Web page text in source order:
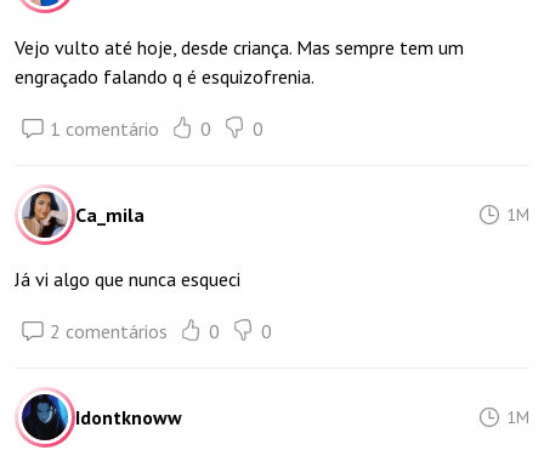
Vejo vulto até hoje, desde criança. Mas sempre tem um
engraçado falando q é esquizofrenia.
1 comentário 0 0
Ca_mila 1M
Já vi algo que nunca esqueci
2 comentários 0 0
Idontknoww 1M